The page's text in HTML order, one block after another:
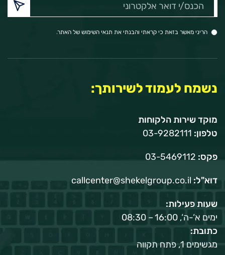
דואר
אלקטרוני:
הריני מאשר בזאת כי קראתי והבנתי את תנאי השימוש של האתר.
נשמח לעמוד לשירותך:
מוקד שירות הלקוחות
טלפון:
פקס:
דוא"ל: callcenter@shekelgroup.co.il
שעות פעילות:
ימים א‘-ה‘, 16:00 – 08:30
כתובת:
מגשימים 1, פתח תקווה